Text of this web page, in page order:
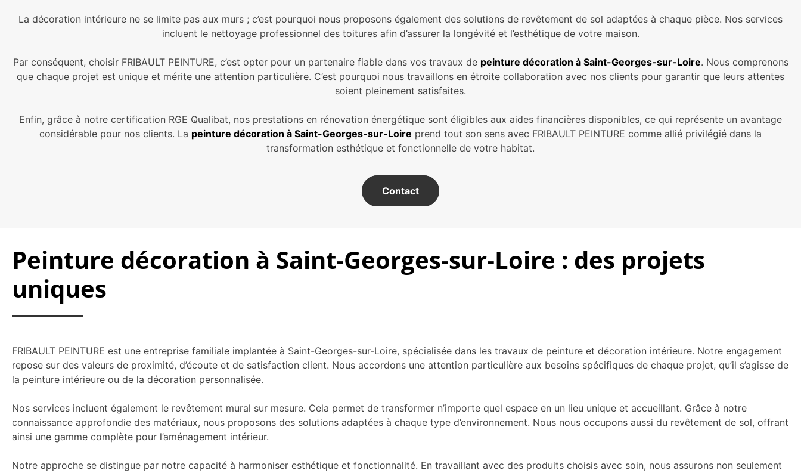
La décoration intérieure ne se limite pas aux murs ; c’est pourquoi nous proposons également des solutions de revêtement de sol adaptées à chaque pièce. Nos services
incluent le nettoyage professionnel des toitures afin d’assurer la longévité et l’esthétique de votre maison.
Par conséquent, choisir FRIBAULT PEINTURE, c’est opter pour un partenaire fiable dans vos travaux de peinture décoration à Saint-Georges-sur-Loire. Nous comprenons
que chaque projet est unique et mérite une attention particulière. C’est pourquoi nous travaillons en étroite collaboration avec nos clients pour garantir que leurs attentes
soient pleinement satisfaites.
Enfin, grâce à notre certification RGE Qualibat, nos prestations en rénovation énergétique sont éligibles aux aides financières disponibles, ce qui représente un avantage
considérable pour nos clients. La peinture décoration à Saint-Georges-sur-Loire prend tout son sens avec FRIBAULT PEINTURE comme allié privilégié dans la
transformation esthétique et fonctionnelle de votre habitat.
Contact
Peinture décoration à Saint-Georges-sur-Loire : des projets
uniques
FRIBAULT PEINTURE est une entreprise familiale implantée à Saint-Georges-sur-Loire, spécialisée dans les travaux de peinture et décoration intérieure. Notre engagement
repose sur des valeurs de proximité, d’écoute et de satisfaction client. Nous accordons une attention particulière aux besoins spécifiques de chaque projet, qu’il s’agisse de
la peinture intérieure ou de la décoration personnalisée.
Nos services incluent également le revêtement mural sur mesure. Cela permet de transformer n’importe quel espace en un lieu unique et accueillant. Grâce à notre
connaissance approfondie des matériaux, nous proposons des solutions adaptées à chaque type d’environnement. Nous nous occupons aussi du revêtement de sol, offrant
ainsi une gamme complète pour l’aménagement intérieur.
Notre approche se distingue par notre capacité à harmoniser esthétique et fonctionnalité. En travaillant avec des produits choisis avec soin, nous assurons non seulement